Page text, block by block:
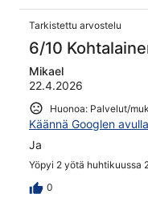
Tarkistettu arvostelu
6/10
Mikael
22.4.2026
Huonoa: Palvelut/
Käännä Googlen avulla
Ja
Yöpyi 2 yötä huhtikuussa
0